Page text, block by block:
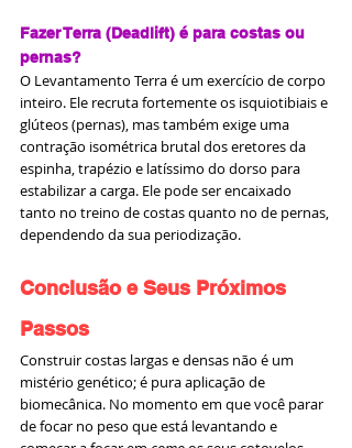
Fazer Terra (Deadlift) é para costas ou
pernas?
O Levantamento Terra é um exercício de corpo
inteiro. Ele recruta fortemente os isquiotibiais e
glúteos (pernas), mas também exige uma
contração isométrica brutal dos eretores da
espinha, trapézio e latíssimo do dorso para
estabilizar a carga. Ele pode ser encaixado
tanto no treino de costas quanto no de pernas,
dependendo da sua periodização.
Conclusão e Seus Próximos
Passos
Construir costas largas e densas não é um
mistério genético; é pura aplicação de
biomecânica. No momento em que você parar
de focar no peso que está levantando e